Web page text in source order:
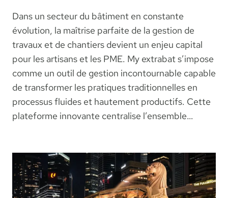
Dans un secteur du bâtiment en constante
évolution, la maîtrise parfaite de la gestion de
travaux et de chantiers devient un enjeu capital
pour les artisans et les PME. My extrabat s’impose
comme un outil de gestion incontournable capable
de transformer les pratiques traditionnelles en
processus fluides et hautement productifs. Cette
plateforme innovante centralise l’ensemble…